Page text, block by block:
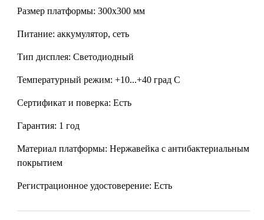
Размер платформы: 300х300 мм
Питание: аккумулятор, сеть
Тип дисплея: Светодиодный
Температурный режим: +10...+40 град С
Сертификат и поверка: Есть
Гарантия: 1 год
Материал платформы: Нержавейка с антибактериальным
покрытием
Регистрационное удостоверение: Есть